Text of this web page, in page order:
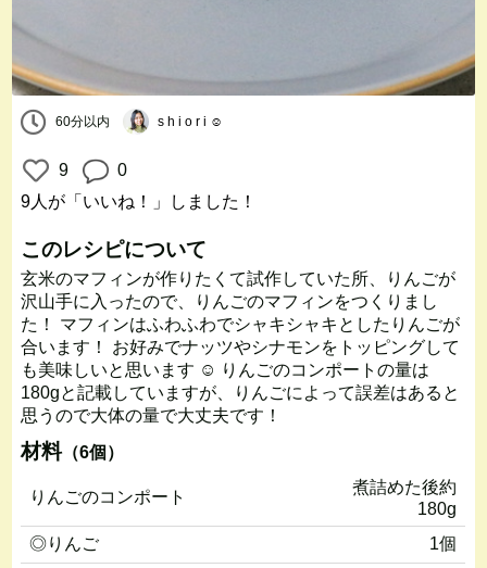
60分以内 s h i o r i ☺︎
9
0
9人 が「いいね！」しました！
このレシピについて
玄米のマフィンが作りたくて試作していた所、りんごが
沢山手に入ったので、りんごのマフィンをつくりまし
た！ マフィンはふわふわでシャキシャキとしたりんごが
合います！ お好みでナッツやシナモンをトッピングして
も美味しいと思います ☺︎ りんごのコンポートの量は
180gと記載していますが、りんごによって誤差はあると
思うので大体の量で大丈夫です！
材料（6個）
りんごのコンポート
煮詰めた後約
180g
◎りんご
1個